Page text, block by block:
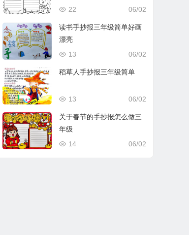
06/02
22
读书手抄报三年级简单好画
漂亮
06/02
13
稻草人手抄报三年级简单
06/02
13
关于春节的手抄报怎么做三
年级
06/02
14